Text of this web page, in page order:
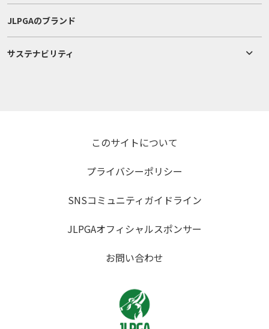
JLPGAのブランド
サステナビリティ
このサイトについて
プライバシーポリシー
SNSコミュニティガイドライン
JLPGAオフィシャルスポンサー
お問い合わせ